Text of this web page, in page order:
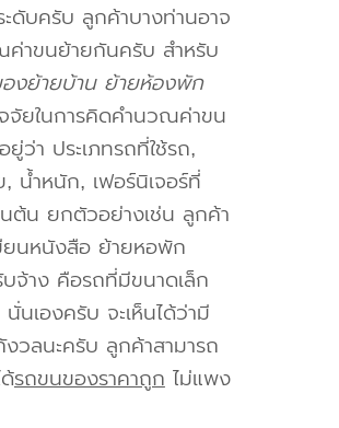
ะดับครับ ลูกค้าบางท่านอาจ
ค่าขนย้ายกันครับ สำหรับ
องย้ายบ้าน ย้ายห้องพัก
จัยในการคิดคำนวณค่าขน
ว่า ประเภทรถที่ใช้รถ,
น้ำหนัก, เฟอร์นิเจอร์ที่
ต้น ยกตัวอย่างเช่น ลูกค้า
ยนหนังสือ ย้ายหอพัก
จ้าง คือรถที่มีขนาดเล็ก
นเองครับ จะเห็นได้ว่ามี
วลนะครับ ลูกค้าสามารถ
รถขนของราคาถูกไม่แพง